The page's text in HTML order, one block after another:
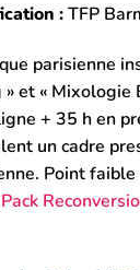
:TFP
parisienne
et « Mixologie
+ 35 h en
un cadre
Point
Pack